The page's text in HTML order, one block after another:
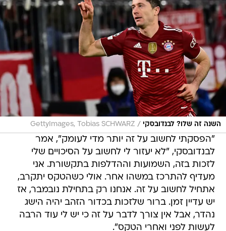
השנה זה שלו? לבנדובסקי /
GettyImages, Tobias SCHWARZ
"הפסקתי לחשוב על זה יותר מדי לעומק", אמר
לבנדובסקי, "לא יעזור לי לחשוב על הסיכויים שלי
לזכות בזה, השמועות וההדלפות בתקשורת. אני
מעדיף להתרכז במשהו אחר. אולי כשהטקס יתקרב,
אתחיל לחשוב על זה. אנחנו רק בתחילת נובמבר, אז
יש עדיין זמן. ברור שלזכות בכדור הזהב יהיה הישג
נהדר, אבל אין צורך לדבר על זה כי יש לי עוד הרבה
לעשות לפני ואחרי הטקס".